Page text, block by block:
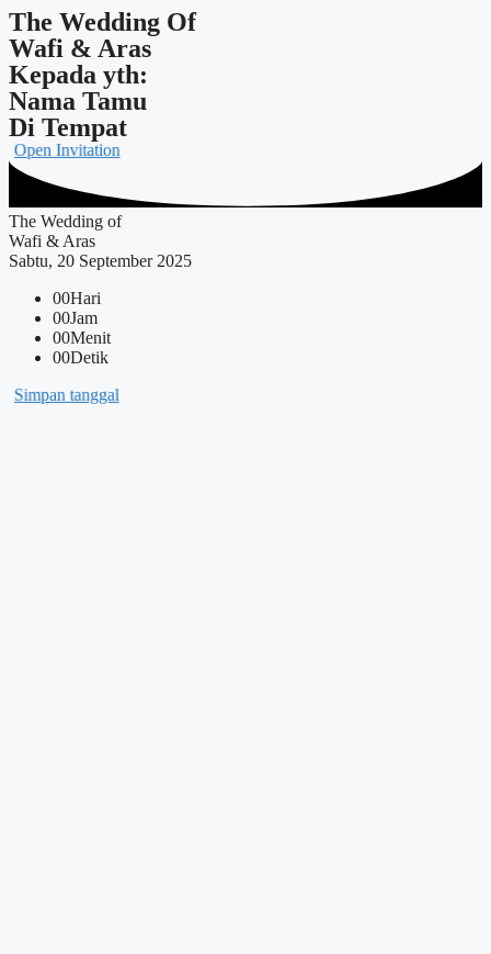
The Wedding Of
Wafi & Aras
Kepada yth:
Nama Tamu
Di Tempat
Open Invitation
The Wedding of
Wafi & Aras
Sabtu, 20 September 2025
00Hari
00Jam
00Menit
00Detik
Simpan tanggal